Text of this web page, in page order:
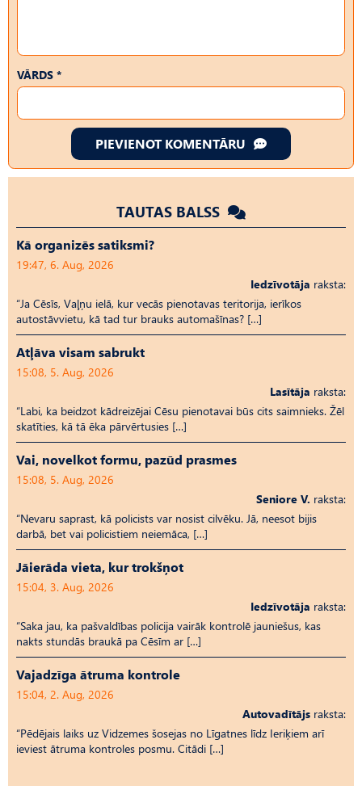
VĀRDS *
PIEVIENOT KOMENTĀRU
TAUTAS BALSS
Kā organizēs satiksmi?
19:47, 6. Aug, 2026
Iedzīvotāja raksta:
“Ja Cēsīs, Vaļņu ielā, kur vecās pienotavas teritorija, ierīkos
autostāvvietu, kā tad tur brauks automašīnas? […]
Atļāva visam sabrukt
15:08, 5. Aug, 2026
Lasītāja raksta:
“Labi, ka beidzot kādreizējai Cēsu pienotavai būs cits saimnieks. Žēl
skatīties, kā tā ēka pārvērtusies […]
Vai, novelkot formu, pazūd prasmes
15:08, 5. Aug, 2026
Seniore V. raksta:
“Nevaru saprast, kā policists var nosist cilvēku. Jā, neesot bijis
darbā, bet vai policistiem neiemāca, […]
Jāierāda vieta, kur trokšņot
15:04, 3. Aug, 2026
Iedzīvotāja raksta:
“Saka jau, ka pašvaldības policija vairāk kontrolē jauniešus, kas
nakts stundās braukā pa Cēsīm ar […]
Vajadzīga ātruma kontrole
15:04, 2. Aug, 2026
Autovadītājs raksta:
“Pēdējais laiks uz Vid­ze­mes šosejas no Līgatnes līdz Ieriķiem arī
ieviest ātruma kontroles posmu. Citādi […]